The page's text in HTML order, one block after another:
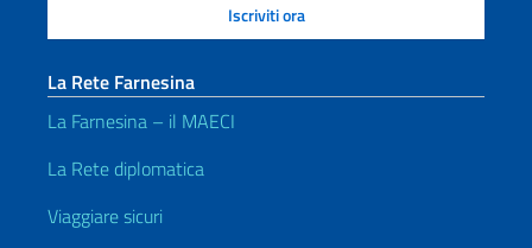
La Rete Farnesina
La Farnesina – il MAECI
La Rete diplomatica
Viaggiare sicuri